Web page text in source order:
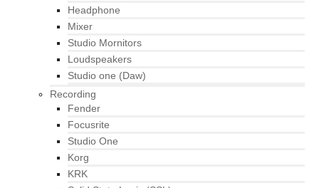
Headphone
Mixer
Studio Mornitors
Loudspeakers
Studio one (Daw)
Recording
Fender
Focusrite
Studio One
Korg
KRK